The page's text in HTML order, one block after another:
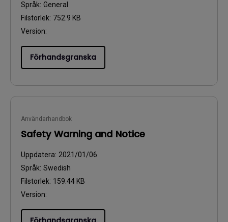
Språk: General
Filstorlek: 752.9 KB
Version:
Förhandsgranska
Användarhandbok
Safety Warning and Notice
Uppdatera: 2021/01/06
Språk: Swedish
Filstorlek: 159.44 KB
Version: